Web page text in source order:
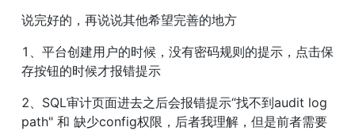
说完好的，再说说其他希望完善的地方
1、平台创建用户的时候，没有密码规则的提示，点击保
存按钮的时候才报错提示
2、SQL审计页面进去之后会报错提示“找不到audit log
path" 和 缺少config权限，后者我理解，但是前者需要